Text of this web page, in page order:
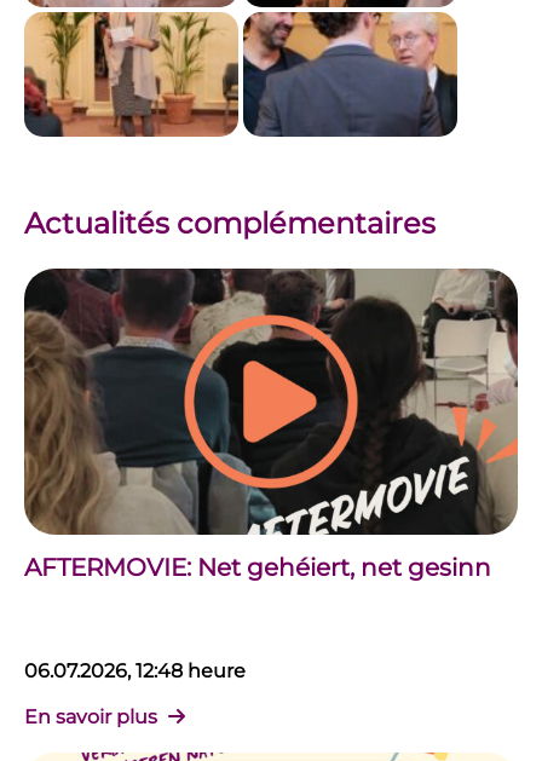
Actualités complémentaires
AFTERMOVIE: Net gehéiert, net gesinn
06.07.2026, 12:48 heure
En savoir plus